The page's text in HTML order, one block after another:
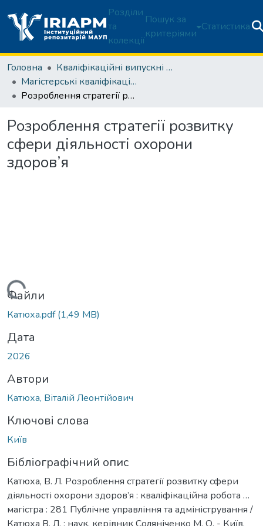
Розділи
та
колекції
Пошук за
критеріями
Статистика
Головна
Кваліфікаційні випускні роботи здобувачів вищої освіти
Магістерські кваліфікаційні роботи
Розроблення стратегії розвитку сфери діяльності охорони здоров’я
Розроблення стратегії розвитку
сфери діяльності охорони
здоров’я
Вантажиться...
Файли
Катюха.pdf(1,49 MB)
Дата
2026
Автори
Катюха, Віталій Леонтійович
Ключові слова
Київ
Бібліографічний опис
Катюха, В. Л. Розроблення стратегії розвитку сфери
діяльності охорони здоров’я : кваліфікаційна робота …
магістра : 281 Публічне управління та адміністрування /